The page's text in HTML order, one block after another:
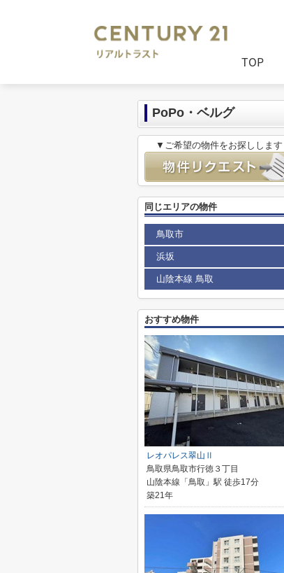
TOP
PoPo・ベルグ
▼ご希望の物件をお探しします
同じエリアの物件
鳥取市
浜坂
山陰本線 鳥取
おすすめ物件
レオパレス翠山Ⅱ
鳥取県鳥取市行徳３丁目
山陰本線「鳥取」駅 徒歩17分
築21年